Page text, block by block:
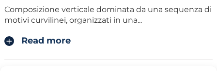
Composizione verticale dominata da una sequenza di
motivi curvilinei, organizzati in una...
Read more